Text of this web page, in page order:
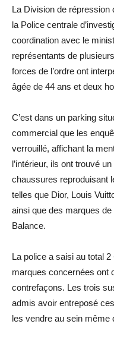
La Division de
la Police centrale
coordination avec le
représentants de
forces de l’ordre ont
âgée de 44 ans et deux
C’est dans un parking
commercial que les
verrouillé, affichant la
l’intérieur, ils ont trouvé
chaussures reproduisant
telles que Dior, Louis
ainsi que des marques
Balance.
La police a saisi au total
marques concernées ont
contrefaçons. Les trois
admis avoir entreposé
les vendre au sein même